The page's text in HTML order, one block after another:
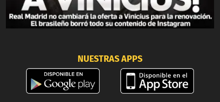
NUESTRAS APPS